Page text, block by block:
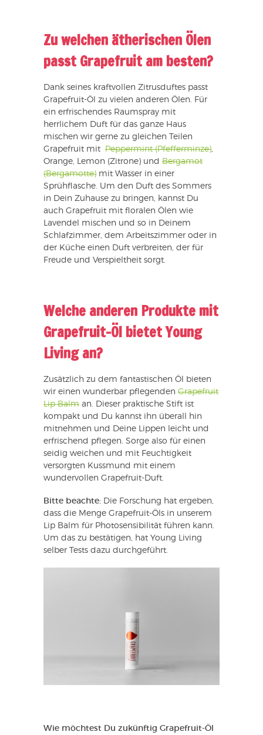
Zu welchen ätherischen Ölen
passt Grapefruit am besten?
Dank seines kraftvollen Zitrusduftes passt
Grapefruit-Öl zu vielen anderen Ölen. Für
ein erfrischendes Raumspray mit
herrlichem Duft für das ganze Haus
mischen wir gerne zu gleichen Teilen
Grapefruit mit Peppermint (Pfefferminze),
Orange, Lemon (Zitrone) und Bergamot
(Bergamotte) mit Wasser in einer
Sprühflasche. Um den Duft des Sommers
in Dein Zuhause zu bringen, kannst Du
auch Grapefruit mit floralen Ölen wie
Lavendel mischen und so in Deinem
Schlafzimmer, dem Arbeitszimmer oder in
der Küche einen Duft verbreiten, der für
Freude und Verspieltheit sorgt.
Welche anderen Produkte mit
Grapefruit-Öl bietet Young
Living an?
Zusätzlich zu dem fantastischen Öl bieten
wir einen wunderbar pflegenden Grapefruit
Lip Balm an. Dieser praktische Stift ist
kompakt und Du kannst ihn überall hin
mitnehmen und Deine Lippen leicht und
erfrischend pflegen. Sorge also für einen
seidig weichen und mit Feuchtigkeit
versorgten Kussmund mit einem
wundervollen Grapefruit-Duft.
Bitte beachte: Die Forschung hat ergeben,
dass die Menge Grapefruit-Öls in unserem
Lip Balm für Photosensibilität führen kann.
Um das zu bestätigen, hat Young Living
selber Tests dazu durchgeführt.
Wie möchtest Du zukünftig Grapefruit-Öl